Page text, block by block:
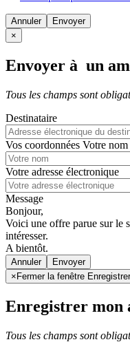
Annuler
×
Envoyer à un
Tous les champs sont
Destinataire
Vos coordonnées Votre nom
Votre adresse électronique
Message
Bonjour,
Voici une offre parue sur le
intéresser.
A bientôt.
Annuler
× Fermer la fenêtre
Enregistrer mon
Tous les champs sont